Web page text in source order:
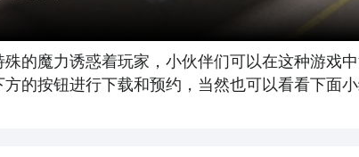
的魔力诱惑着玩家，小伙伴们可以在这种游戏
的按钮进行下载和预约，当然也可以看看下面